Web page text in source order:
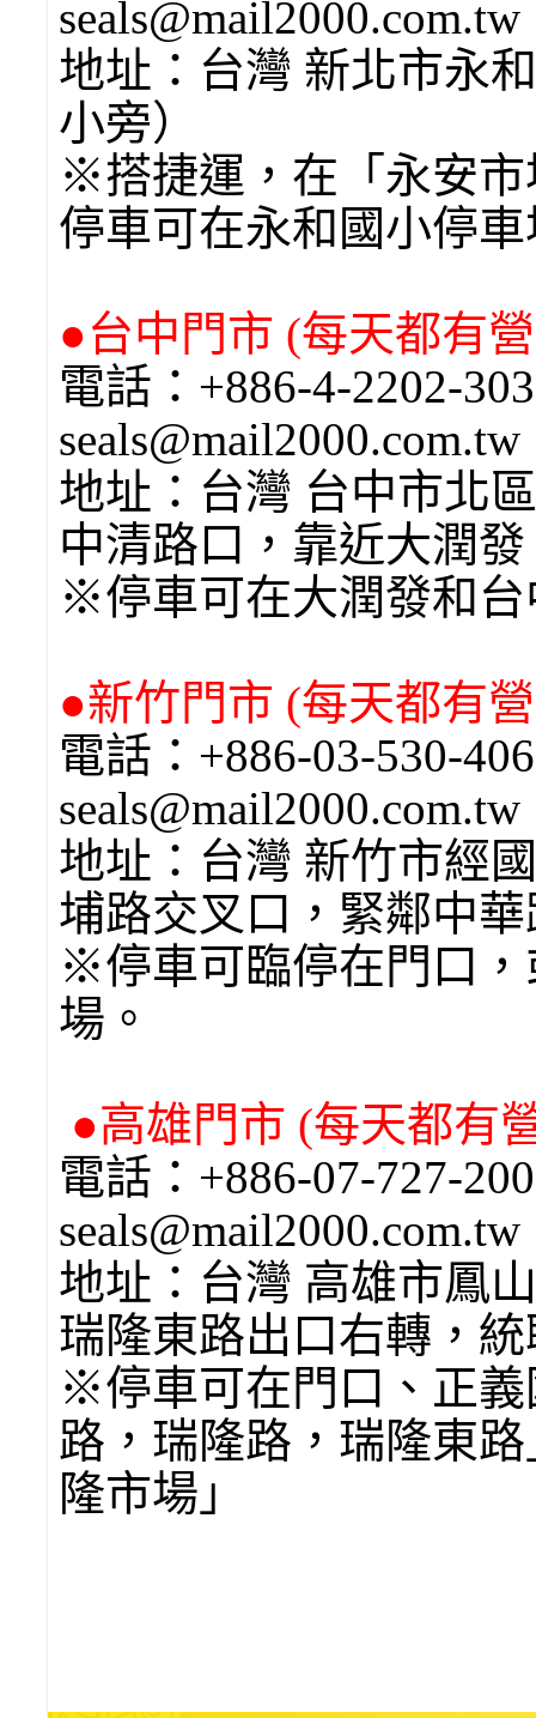
地址：台灣 新北市永
小旁）
※搭捷運，在「永安市
停車可在永和國小停
●台中門市 (每天都有
電話：+886-4-
地址：台灣 台中市北
中清路口，靠近大潤
※停車可在大潤發和
●新竹門市 (每天都有
電話：+886-03-
地址：台灣 新竹市經
埔路交叉口，緊鄰中
※停車可臨停在門口
場。
●高雄門市 (每天都有
電話：+886-07-
seals@mail2000.com.tw
地址：台灣 高雄市鳳
瑞隆東路出口右轉，
※停車可在門口、正
路，瑞隆路，瑞隆東
隆市場」